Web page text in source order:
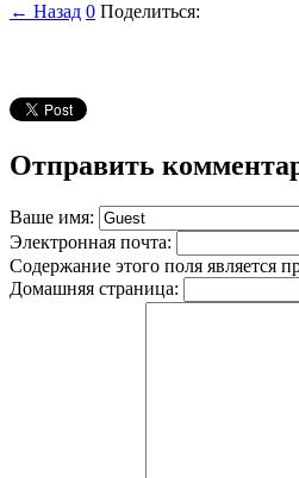
← Назад 0 Поделиться:
Отправить
Ваше имя:
Электронная почта:
Содержание этого поля является
Домашняя страница: